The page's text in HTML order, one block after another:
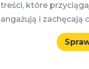
treści, które
angażują i zachęcają